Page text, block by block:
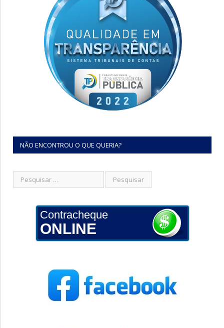
NÃO ENCONTROU O QUE QUERIA?
Contracheque
ONLINE